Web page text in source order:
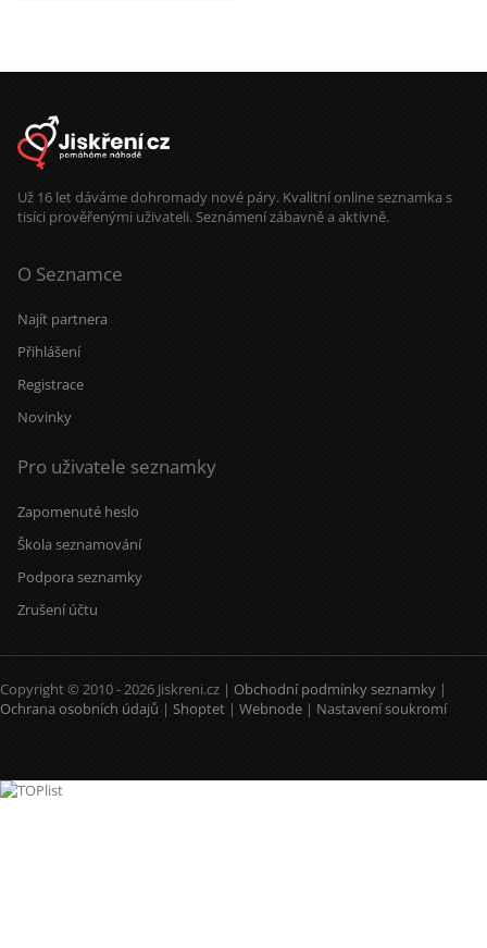
Už 16 let dáváme dohromady nové páry. Kvalitní online seznamka s
tisíci prověřenými uživateli. Seznámení zábavně a aktivně.
O Seznamce
Najít partnera
Přihlášení
Registrace
Novinky
Pro uživatele seznamky
Zapomenuté heslo
Škola seznamování
Podpora seznamky
Zrušení účtu
Copyright © 2010 - 2026 Jiskreni.cz | Obchodní podmínky seznamky |
Ochrana osobních údajů | Shoptet | Webnode | Nastavení soukromí